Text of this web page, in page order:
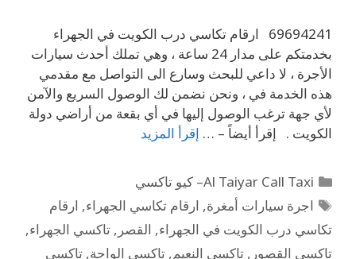
69694241 ارقام تكاسي درب الكويت في الجهراء
بخدمتكم على مدار 24 ساعة ، وهي تملك أحدث سيارات
الأجرة ، لا داعي للبحث وسارع الى التواصل مع مقدمي
هذه الخدمة في ، ونحن نضمن لك الوصول السريع والآمن
لأي جهة ترغب الوصول إليها في أي بقعة من أراضي دولة
الكويت . إقرأ أيضاً – … إقرأ المزيد
Al Taiyar Call Taxi– كيو تاكسي
اجرة سيارات أمغرة, ارقام تكاسي الجهراء, ارقام
تكاسي درب الكويت في الجهراء, القصر , تاكسي الجهراء,
تاكسي القصور , تاكسي النعيم, تاكسي الواحة, تاكسي